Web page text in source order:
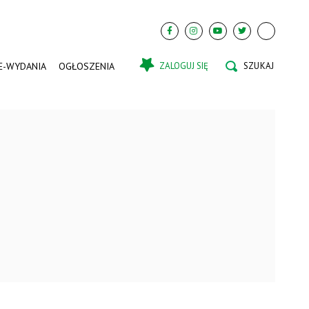
WYDANIA OGŁOSZENIA ZALOGUJ SIĘ